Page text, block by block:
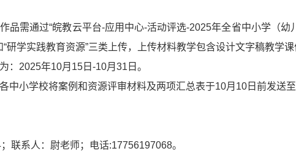
品需通过“皖教云平台-应用中心-活动评选-2025年全省中小学（幼
“研学实践教育资源”三类上传，上传材料教学包含设计文字稿教学
：2025年10月15日-10月31日。
中小学校将案例和资源评审材料及两项汇总表于10月10日前发送
联系人：尉老师；电话:17756197068。